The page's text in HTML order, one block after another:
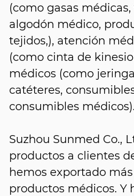
(como gasas
algodón médico,
tejidos,), atención
(como cinta de
médicos (como
catéteres,
consumibles médicos).
Suzhou Sunmed Co.,
productos a clientes
hemos exportado
productos médicos. Y